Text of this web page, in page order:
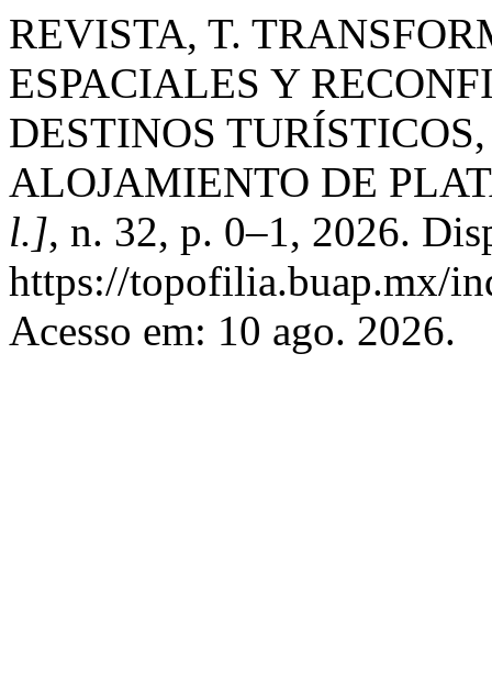
REVISTA, T.
ESPACIALES Y
DESTINOS
ALOJAMIENTO DE
l.], n. 32, p. 0–1, 2026.
https://topofilia.buap.mx/
Acesso em: 10 ago. 2026.